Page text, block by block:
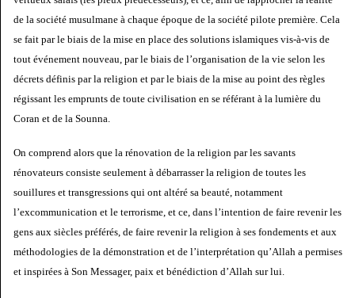
de la société musulmane à chaque époque de la société pilote première. Cela
se fait par le biais de la mise en place des solutions islamiques vis-à-vis de
tout événement nouveau, par le biais de l’organisation de la vie selon les
décrets définis par la religion et par le biais de la mise au point des règles
régissant les emprunts de toute civilisation en se référant à la lumière du
Coran et de la Sounna.
On comprend alors que la rénovation de la religion par les savants
rénovateurs consiste seulement à débarrasser la religion de toutes les
souillures et transgressions qui ont altéré sa beauté, notamment
l’excommunication et le terrorisme, et ce, dans l’intention de faire revenir les
gens aux siècles préférés, de faire revenir la religion à ses fondements et aux
méthodologies de la démonstration et de l’interprétation qu’Allah a permises
et inspirées à Son Messager, paix et bénédiction d’Allah sur lui.